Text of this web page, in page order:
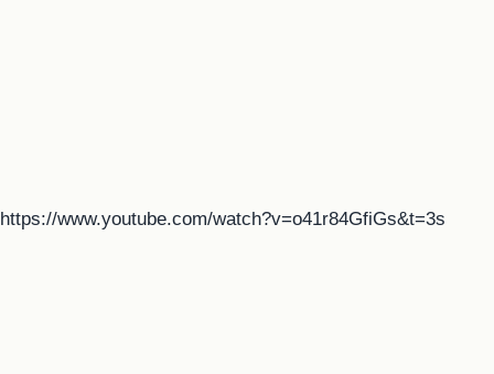
https://www.youtube.com/watch?v=o41r84GfiGs&t=3s